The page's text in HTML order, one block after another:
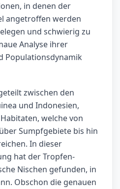
in denen der
angetroffen werden
und schwierig zu
Analyse ihrer
Populationsdynamik
zwischen den
und Indonesien,
welche von
Sumpfgebiete bis hin
In dieser
hat der Tropfen-
Nischen gefunden, in
Obschon die genauen